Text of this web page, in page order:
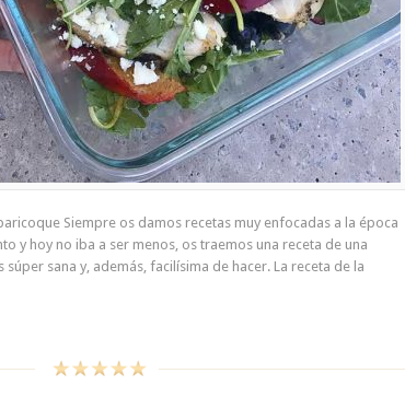
Siempre os damos recetas muy enfocadas a la época
y hoy no iba a ser menos, os traemos una receta de una
súper sana y, además, facilísima de hacer. La receta de la